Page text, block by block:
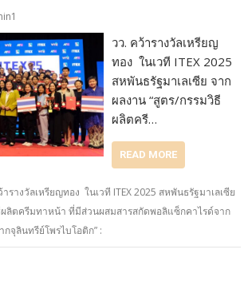
วว. คว้ารางวัลเหรียญ
ทอง ในเวที ITEX 2025
สหพันธรัฐมาเลเซีย จาก
ผลงาน “สูตร/กรรมวิธี
ผลิตครี…
READ MORE
ารางวัลเหรียญทอง ในเวที ITEX 2025 สหพันธรัฐมาเลเซีย
ผลิตครีมทาหน้า ที่มีส่วนผสมสารสกัดพอลิแซ็กคาไรด์จาก
จุลินทรีย์โพรไบโอติก” :